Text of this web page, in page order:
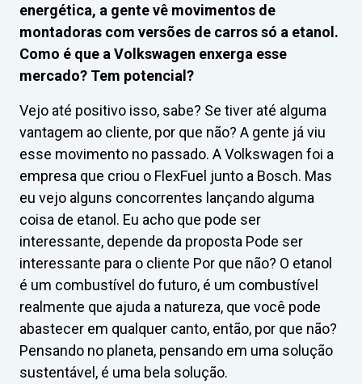
energética, a gente vê movimentos de
montadoras com versões de carros só a etanol.
Como é que a Volkswagen enxerga esse
mercado? Tem potencial?
Vejo até positivo isso, sabe? Se tiver até alguma
vantagem ao cliente, por que não? A gente já viu
esse movimento no passado. A Volkswagen foi a
empresa que criou o FlexFuel junto a Bosch. Mas
eu vejo alguns concorrentes lançando alguma
coisa de etanol. Eu acho que pode ser
interessante, depende da proposta Pode ser
interessante para o cliente Por que não? O etanol
é um combustível do futuro, é um combustível
realmente que ajuda a natureza, que você pode
abastecer em qualquer canto, então, por que não?
Pensando no planeta, pensando em uma solução
sustentável, é uma bela solução.